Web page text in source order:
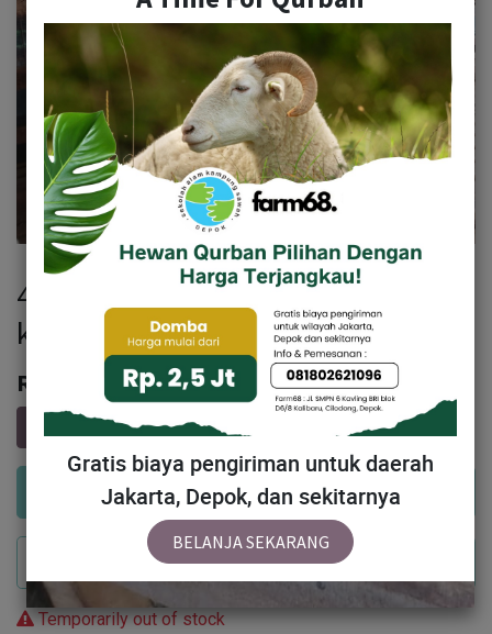
48 - Domba Dugul Spesial 26 - 30
kg
Rp 2,926,000
Add to Cart
Buy Now
Temporarily out of stock
Gratis biaya pengiriman untuk daerah
Jakarta, Depok, dan sekitarnya
BELANJA SEKARANG